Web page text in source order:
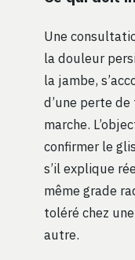
Une
la douleur
la jambe,
d’une perte
marche.
confirmer le
s’il explique
même grade
toléré chez
autre.